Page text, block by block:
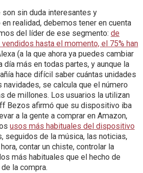
sin duda interesantes y
realidad, debemos tener en cuenta
del líder de ese segmento: de
hasta el momento, el 75% han
(a la que ahora ya puedes cambiar
día más en todas partes, y aunque la
hace difícil saber cuántas unidades
navidades, se calcula que el número
de millones. Los usuarios la utilizan
Bezos afirmó que su dispositivo iba
a la gente a comprar en Amazon,
usos más habituales del dispositivo
seguidos de la música, las noticias,
contar un chiste, controlar la
más habituales que el hecho de
la compra.